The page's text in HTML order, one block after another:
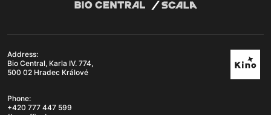
Address:
Bio Central, Karla IV. 774,
500 02 Hradec Králové
Phone:
+420 777 447 599